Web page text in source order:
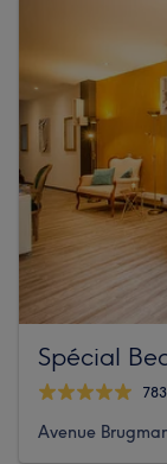
Spécial
Avenue